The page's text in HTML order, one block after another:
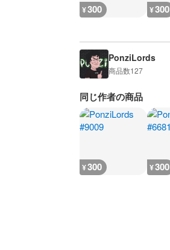
¥300 ¥300
PonziLords
商品数127
同じ作者の商品
¥300 ¥300